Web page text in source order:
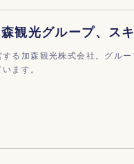
る加森観光株式会社。グル
ます。